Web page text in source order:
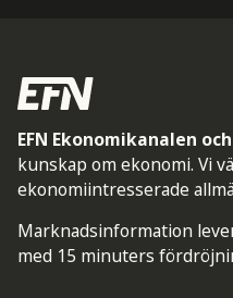
EFN Ekonomikanalen
kunskap om ekonomi. Vi
ekonomiintresserade
Marknadsinformation
med 15 minuters